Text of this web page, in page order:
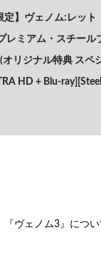
定】ヴェノム:レッ
レミアム・スチール
オリジナル特典 スペ
HD + Blu-
『ヴェノム3』につ